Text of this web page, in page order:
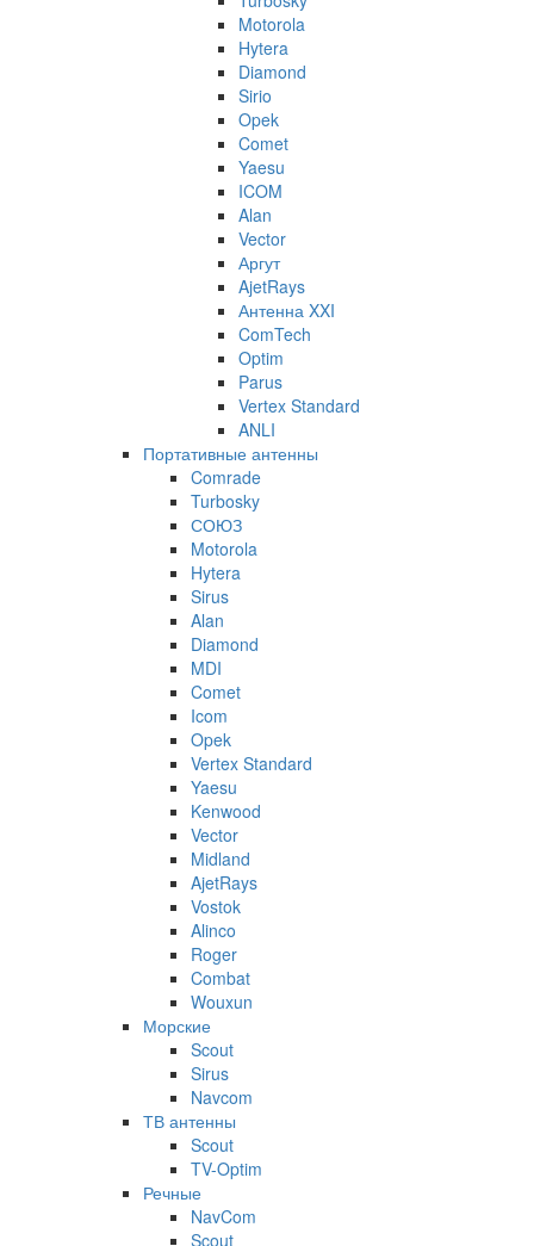
Motorola
Hytera
Diamond
Sirio
Opek
Comet
Yaesu
ICOM
Alan
Vector
Аргут
AjetRays
Антенна XXI
ComTech
Optim
Parus
Vertex Standard
ANLI
Портативные антенны
Comrade
Turbosky
СОЮЗ
Motorola
Hytera
Sirus
Alan
Diamond
MDI
Comet
Icom
Opek
Vertex Standard
Yaesu
Kenwood
Vector
Midland
AjetRays
Vostok
Alinco
Roger
Combat
Wouxun
Морские
Scout
Sirus
Navcom
ТВ антенны
Scout
TV-Optim
Речные
NavCom
Scout